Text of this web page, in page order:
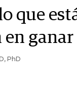
que
en ganar
PhD